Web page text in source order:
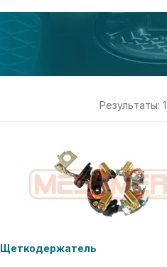
Результаты:
Щеткодержатель